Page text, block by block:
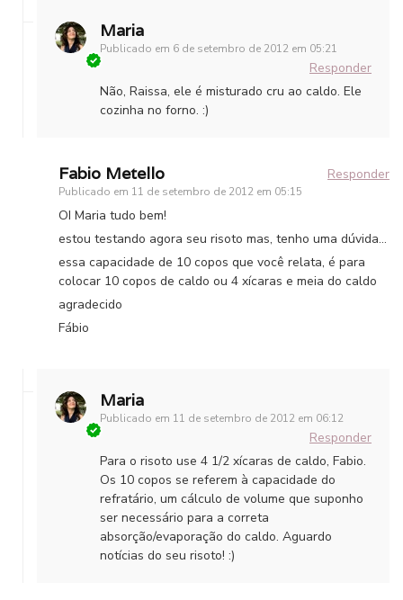
Maria
Publicado em 6 de setembro de 2012 em 05:21
Responder
Não, Raissa, ele é misturado cru ao caldo. Ele
cozinha no forno. :)
Fabio Metello
Publicado em 11 de setembro de 2012 em 05:15
Responder
OI Maria tudo bem!
estou testando agora seu risoto mas, tenho uma dúvida…
essa capacidade de 10 copos que você relata, é para
colocar 10 copos de caldo ou 4 xícaras e meia do caldo
agradecido
Fábio
Maria
Publicado em 11 de setembro de 2012 em 06:12
Responder
Para o risoto use 4 1/2 xícaras de caldo, Fabio.
Os 10 copos se referem à capacidade do
refratário, um cálculo de volume que suponho
ser necessário para a correta
absorção/evaporação do caldo. Aguardo
notícias do seu risoto! :)